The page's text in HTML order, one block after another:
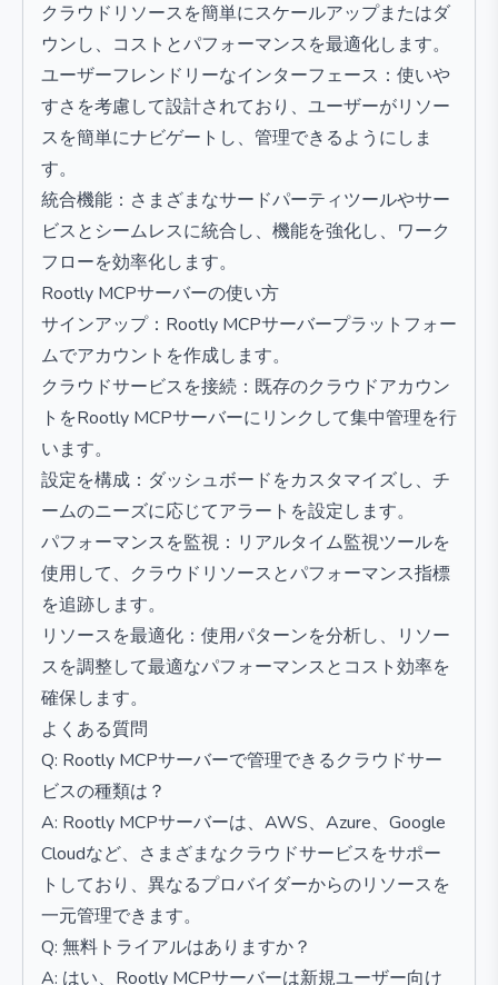
クラウドリソースを簡単にスケールアップまたはダ
ウンし、コストとパフォーマンスを最適化します。
ユーザーフレンドリーなインターフェース：使いや
すさを考慮して設計されており、ユーザーがリソー
スを簡単にナビゲートし、管理できるようにしま
す。
統合機能：さまざまなサードパーティツールやサー
ビスとシームレスに統合し、機能を強化し、ワーク
フローを効率化します。
Rootly MCPサーバーの使い方
サインアップ：Rootly MCPサーバープラットフォー
ムでアカウントを作成します。
クラウドサービスを接続：既存のクラウドアカウン
トをRootly MCPサーバーにリンクして集中管理を行
います。
設定を構成：ダッシュボードをカスタマイズし、チ
ームのニーズに応じてアラートを設定します。
パフォーマンスを監視：リアルタイム監視ツールを
使用して、クラウドリソースとパフォーマンス指標
を追跡します。
リソースを最適化：使用パターンを分析し、リソー
スを調整して最適なパフォーマンスとコスト効率を
確保します。
よくある質問
Q: Rootly MCPサーバーで管理できるクラウドサー
ビスの種類は？
A: Rootly MCPサーバーは、AWS、Azure、Google
Cloudなど、さまざまなクラウドサービスをサポー
トしており、異なるプロバイダーからのリソースを
一元管理できます。
Q: 無料トライアルはありますか？
A: はい、Rootly MCPサーバーは新規ユーザー向け